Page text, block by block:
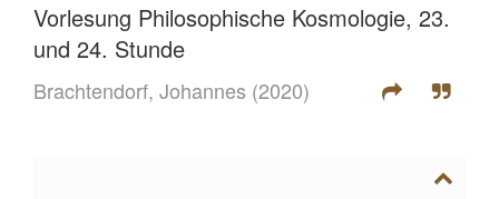
Vorlesung Philosophische Kosmologie, 23.
und 24. Stunde
Brachtendorf, Johannes (2020)